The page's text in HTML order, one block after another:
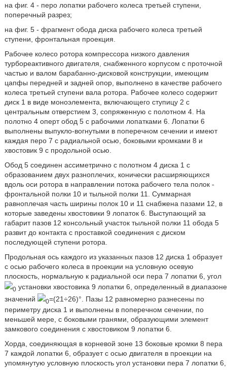
на фиг. 4 - перо лопатки рабочего колеса третьей ступени,
поперечный разрез;
на фиг. 5 - фрагмент обода диска рабочего колеса третьей
ступени, фронтальная проекция.
Рабочее колесо ротора компрессора низкого давления
турбореактивного двигателя, снабженного корпусом с проточной
частью и валом барабанно-дисковой конструкции, имеющим
цапфы передней и задней опор, выполнено в качестве рабочего
колеса третьей ступени вала ротора. Рабочее колесо содержит
диск 1 в виде моноэлемента, включающего ступицу 2 с
центральным отверстием 3, сопряженную с полотном 4. На
полотно 4 оперт обод 5 с рабочими лопатками 6. Лопатки 6
выполнены выпукло-вогнутыми в поперечном сечении и имеют
каждая перо 7 с радиальной осью, боковыми кромками 8 и
хвостовик 9 с продольной осью.
Обод 5 соединен ассиметрично с полотном 4 диска 1 с
образованием двух разноплечих, конически расширяющихся
вдоль оси ротора в направлении потока рабочего тела полок -
фронтальной полки 10 и тыльной полки 11. Суммарная
равноплечая часть ширины полок 10 и 11 снабжена пазами 12, в
которые заведены хвостовики 9 лопаток 6. Выступающий за
габарит пазов 12 консольный участок тыльной полки 11 обода 5
развит до контакта с проставкой соединения с диском
последующей ступени ротора.
Продольная ось каждого из указанных пазов 12 диска 1 образует
с осью рабочего колеса в проекции на условную осевую
плоскость, нормальную к радиальной оси пера 7 лопатки 6, угол
0установки хвостовика 9 лопатки 6, определенный в диапазоне
значений
0=(21÷26)°. Пазы 12 равномерно разнесены по
периметру диска 1 и выполнены в поперечном сечении, по
меньшей мере, с боковыми гранями, образующими элемент
замкового соединения с хвостовиком 9 лопатки 6.
Хорда, соединяющая в корневой зоне 13 боковые кромки 8 пера
7 каждой лопатки 6, образует с осью двигателя в проекции на
упомянутую условную плоскость угол установки пера 7 лопатки 6,